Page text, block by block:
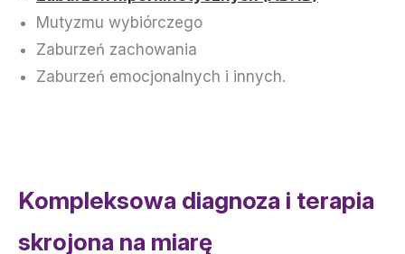
Mutyzmu wybiórczego
Zaburzeń zachowania
Zaburzeń emocjonalnych i innych.
Kompleksowa diagnoza i terapia
skrojona na miarę